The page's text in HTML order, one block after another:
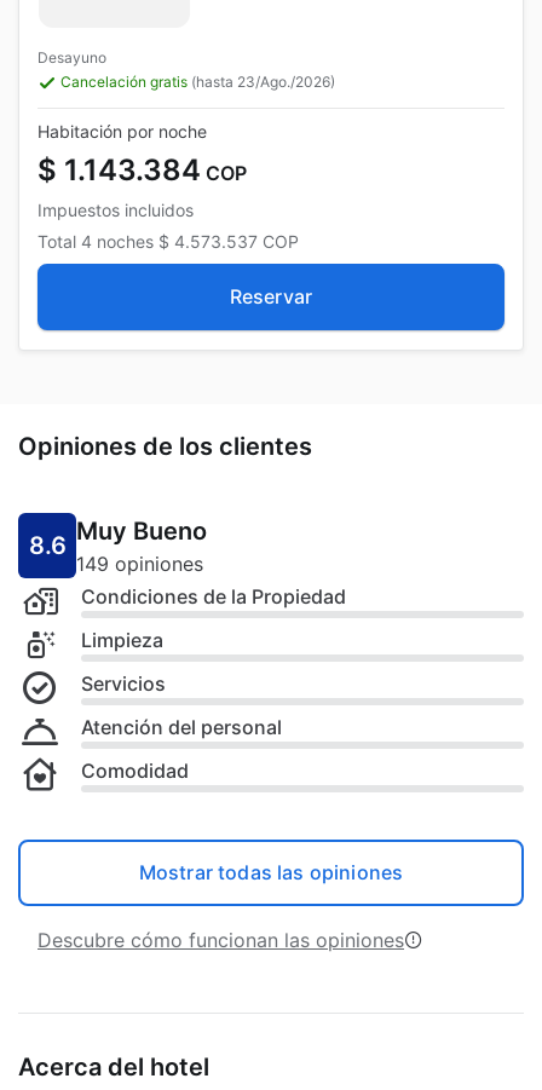
Desayuno
Cancelación gratis (hasta 23/Ago./2026)
Habitación por noche
$ 1.143.384 COP
Impuestos incluidos
Total 4 noches $ 4.573.537 COP
Reservar
Opiniones de los clientes
8.6 Muy Bueno
149 opiniones
Condiciones de la Propiedad
Limpieza
Servicios
Atención del personal
Comodidad
Mostrar todas las opiniones
Descubre cómo funcionan las opiniones
Acerca del hotel